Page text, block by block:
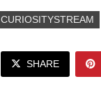
CURIOSITYSTREAM
SHARE